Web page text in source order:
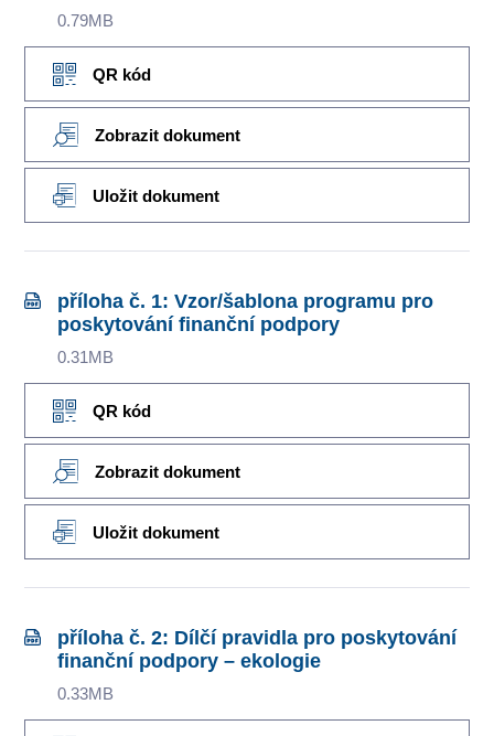
0.79MB
QR kód
Zobrazit dokument
Uložit dokument
příloha č. 1: Vzor/šablona programu pro
poskytování finanční podpory
0.31MB
QR kód
Zobrazit dokument
Uložit dokument
příloha č. 2: Dílčí pravidla pro poskytování
finanční podpory – ekologie
0.33MB